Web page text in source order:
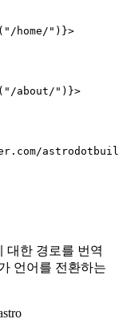
( " /home/ " ) }>
( " /about/ " ) }>
대한 경로를 번역
언어를 전환하는